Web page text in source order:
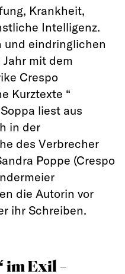
Krankheit,
Intelligenz.
und eindringlichen
mit dem
Crespo
Kurztexte “
liest aus
in der
des Verbrecher
Poppe (Crespo
die Autorin vor
ihr Schreiben.
im Exil –